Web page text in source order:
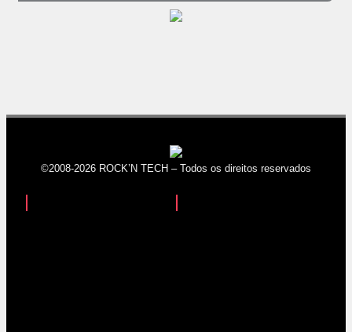
©2008-2026 ROCK’N TECH – Todos os direitos reservados